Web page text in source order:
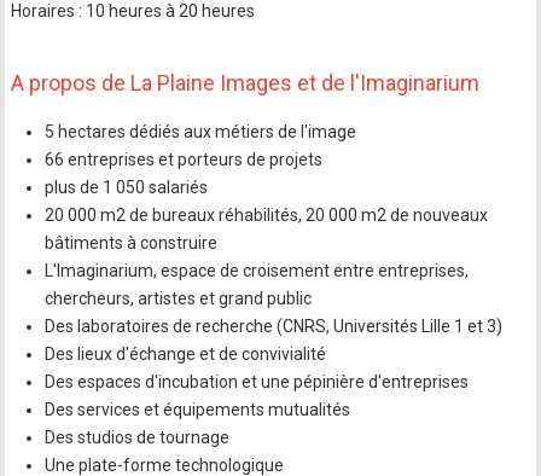
Horaires : 10 heures à 20 heures
A propos de La Plaine Images et de l'Imaginarium
5 hectares dédiés aux métiers de l'image
66 entreprises et porteurs de projets
plus de 1 050 salariés
20 000 m2 de bureaux réhabilités, 20 000 m2 de nouveaux
bâtiments à construire
L'Imaginarium, espace de croisement entre entreprises,
chercheurs, artistes et grand public
Des laboratoires de recherche (CNRS, Universités Lille 1 et 3)
Des lieux d'échange et de convivialité
Des espaces d'incubation et une pépinière d'entreprises
Des services et équipements mutualités
Des studios de tournage
Une plate-forme technologique